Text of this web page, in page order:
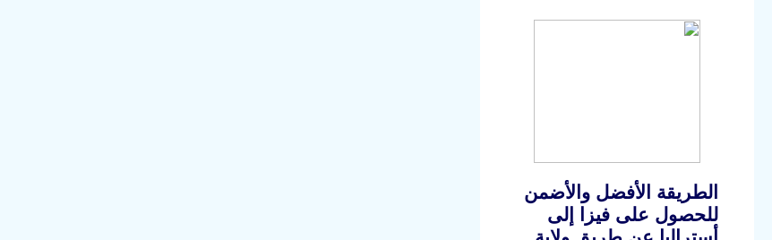
الطريقة الأفضل والأضمن
للحصول على فيزا إلى